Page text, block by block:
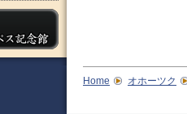
Home オホーツク